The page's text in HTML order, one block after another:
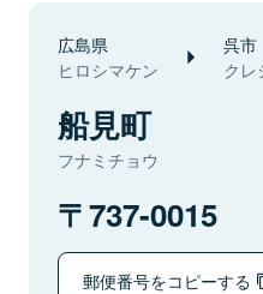
広島県
ヒロシマケン
呉市
クレ
船見町
フナミチョウ
737-0015
郵便番号をコピーする